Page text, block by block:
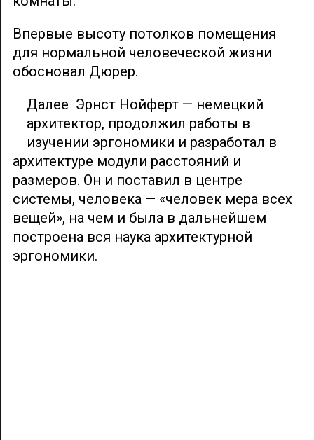
Впервые высоту потолков помещения
для нормальной человеческой жизни
обосновал Дюрер.
Далее Эрнст Нойферт — немецкий
архитектор, продолжил работы в
изучении эргономики и разработал в
архитектуре модули расстояний и
размеров. Он и поставил в центре
системы, человека — «человек мера всех
вещей», на чем и была в дальнейшем
построена вся наука архитектурной
эргономики.